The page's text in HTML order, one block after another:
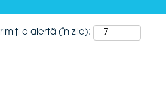
o alertă (în zile):